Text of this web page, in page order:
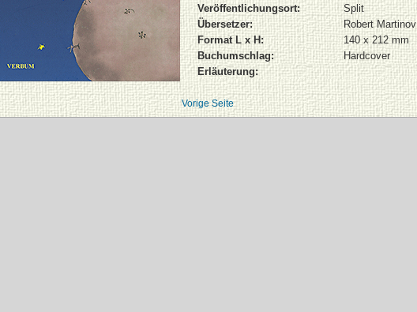
Veröffentlichungsort:
Split
Übersetzer:
Robert Martinov
Format L x H:
140 x 212 mm
Buchumschlag:
Hardcover
Erläuterung:
Vorige Seite